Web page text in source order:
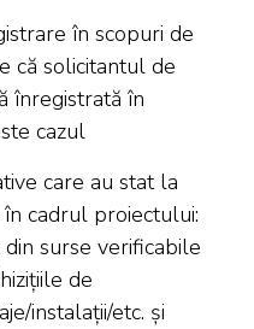
în scopuri de
că solicitantul de
înregistrată în
cazul
care au stat la
cadrul proiectului:
surse verificabile
de
instalații/etc. și